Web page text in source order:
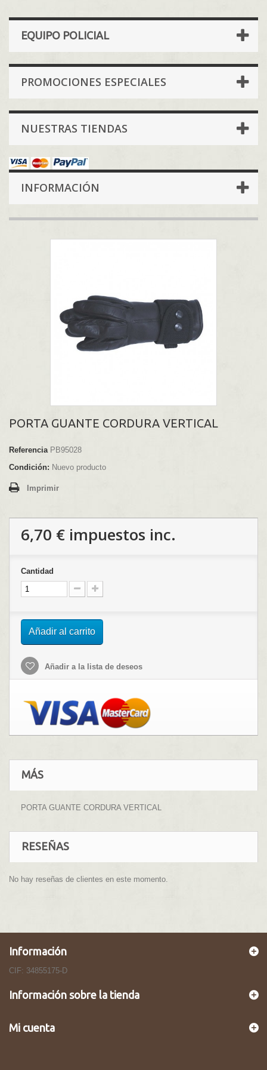
EQUIPO POLICIAL
PROMOCIONES ESPECIALES
NUESTRAS TIENDAS
INFORMACIÓN
PORTA GUANTE CORDURA VERTICAL
Referencia PB95028
Condición: Nuevo producto
Imprimir
6,70 € impuestos inc.
Cantidad
Añadir al carrito
Añadir a la lista de deseos
MÁS
PORTA GUANTE CORDURA VERTICAL
RESEÑAS
No hay reseñas de clientes en este momento.
Información
CIF: 34855175-D
Información sobre la tienda
Mi cuenta